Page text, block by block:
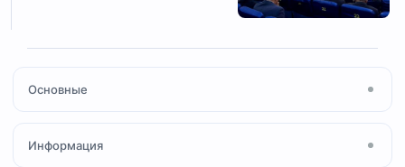
Основные
Посты
Информация